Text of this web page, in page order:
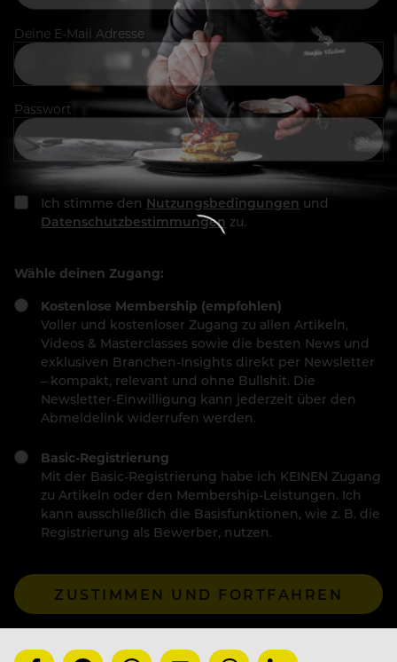
Deine E-Mail Adresse
Passwort
Ich stimme den Nutzungsbedingungen und
Datenschutzbestimmungen zu.
Wähle deinen Zugang:
Kostenlose Membership (empfohlen)
Voller und kostenloser Zugang zu allen Artikeln,
Videos & Masterclasses sowie die besten News und
exklusiven Branchen-Insights direkt per Newsletter
– kompakt, relevant und ohne Bullshit. Die
Newsletter-Einwilligung kann jederzeit über den
Abmeldelink widerrufen werden.
Basic-Registrierung
Mit der Basic-Registrierung habe ich KEINEN Zugang
zu Artikeln oder den Membership-Leistungen. Ich
kann ausschließlich die Basisfunktionen, wie z. B. die
Registrierung als Bewerber, nutzen.
ZUSTIMMEN UND FORTFAHREN